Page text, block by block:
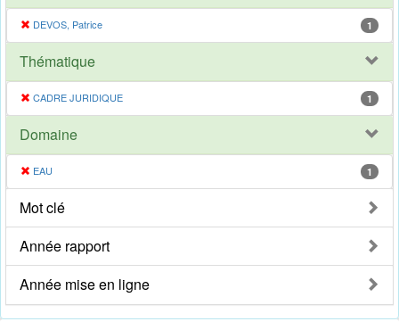
DEVOS, Patrice 1
Thématique
CADRE JURIDIQUE 1
Domaine
EAU 1
Mot clé
Année rapport
Année mise en ligne